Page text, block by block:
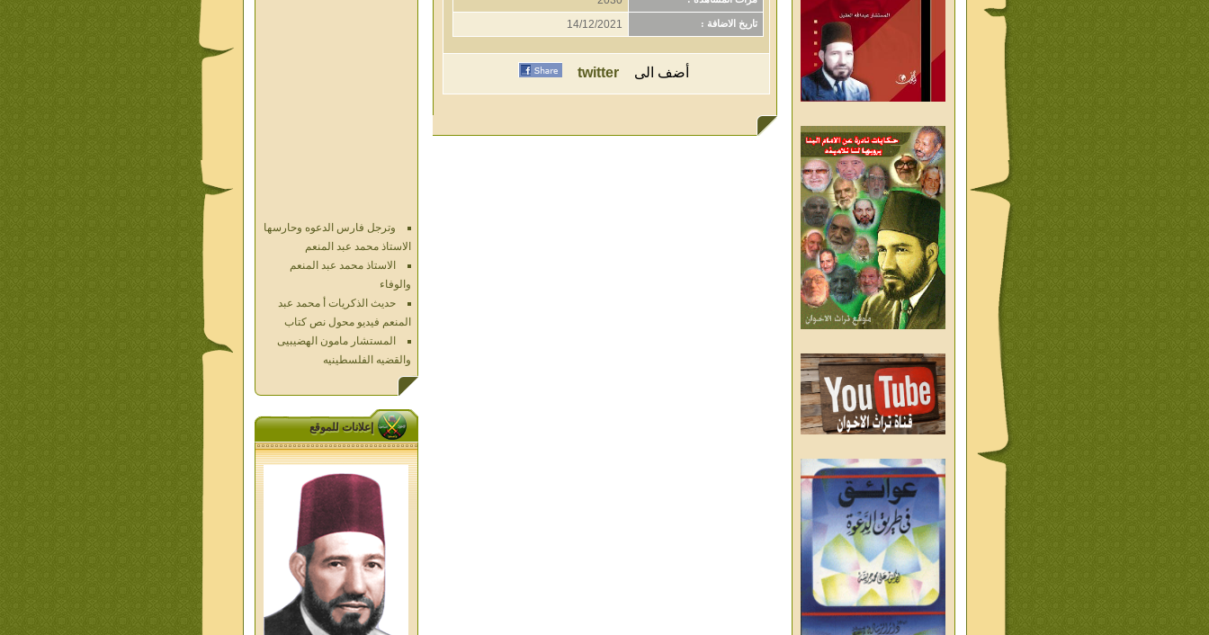
تاريخ الاضافة : 14/12/2021
أضف الى twitter
الاستاذ محمد عبد المنعم
والوفاء
حديث الذكريات أ محمد عبد
المنعم فيديو محول نص كتاب
المستشار مامون الهضيبيى
والقضيه الفلسطينيه
العداله الغائبه 1000 شهيد
فلسطين ده كان زمان
الاقصى فى قلوبنا
خواطر الحج
الاخوان فى حرب فلسطين
حكايات من التراث الجزء الاول
من اعلام الاخوان المسلمين
المعاصرين الجزء الثانى
ديوان شعر الاخوان فى القلب
تاليف الشيخ على متولى
تفاصيل جنازة الشهيد احمد
النيسى وعمر شاهين 1952
جمعه امين ومواقف ساعدت
الامام البنا فى تكوين شخصي
الاستاذ جمعه امين وعبقرية
إعلانات للموقع